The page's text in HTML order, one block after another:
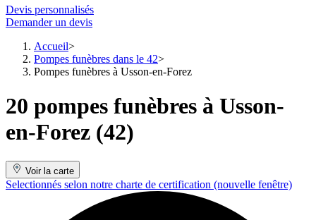
Devis personnalisés
Demander un devis
Accueil
Pompes funèbres dans le 42
Pompes funèbres à Usson-en-Forez
20 pompes funèbres à Usson-
en-Forez (42)
Voir la carte
Selectionnés selon notre charte de certification (nouvelle fenêtre)